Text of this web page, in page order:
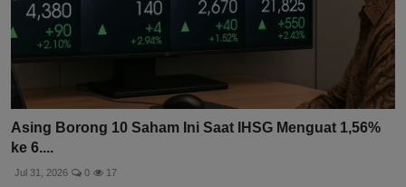
Asing Borong 10 Saham Ini Saat IHSG Menguat 1,56%
ke 6....
Jul 31, 2026 0 17